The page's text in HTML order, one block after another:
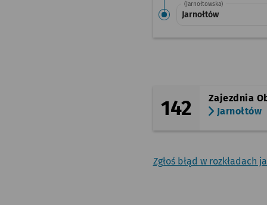
(Jarnołtowska)
Jarnołtów
142
Zajezdnia
Jarnołtów
Zgłoś błąd w rozkładach